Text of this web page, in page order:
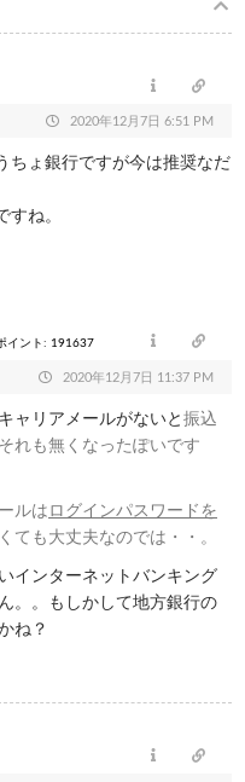
2020年12月7日 6:51 PM
ちょ銀行ですが今は推奨なだ
すね。
イント: 191637
2020年12月7日 11:37 PM
ャリアメールがないと 振込
れも無くなったぽいです
ルは ログインパスワードを
ても大丈夫なのでは・・。
インターネットバンキング
。。もしかして地方銀行の
ね？